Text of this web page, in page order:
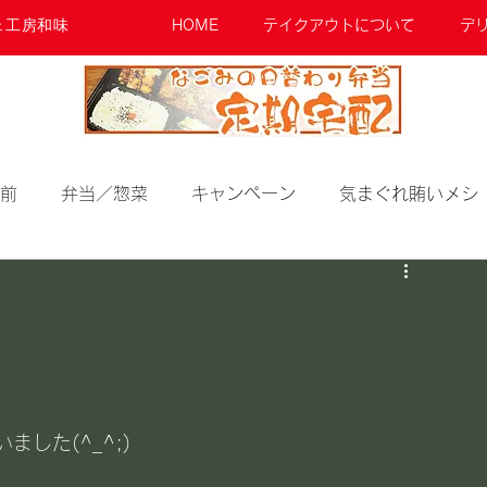
工房和味 HOME テイクアウトについて デ
弁当／惣菜 キャンペーン 気まぐれ賄いメシ
ました(^_^;)